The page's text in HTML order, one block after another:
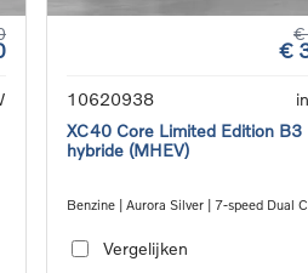
€
€
10620938
XC40 Core Limited Edition B3
hybride (MHEV)
Benzine | Aurora Silver | 7-speed Dual
Vergelijken